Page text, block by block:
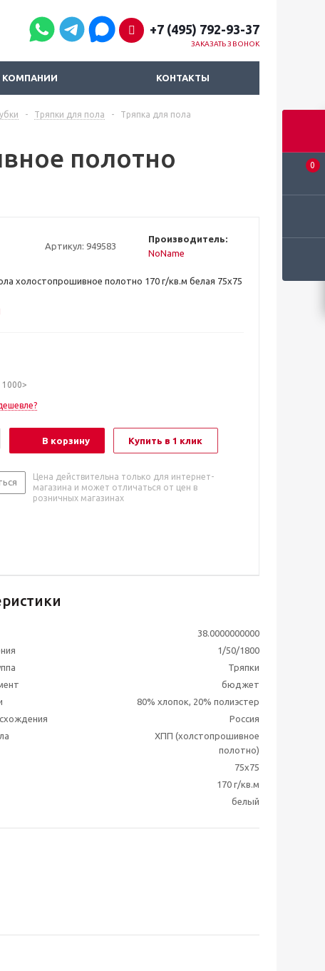
0
+7 (495) 792-93-37
ЗАКАЗАТЬ ЗВОНОК
КОМПАНИИ КОНТАКТЫ
- Тряпки для пола -
Тряпка для пола
полотно
Артикул: 949583
Производитель:
NoName
холостопрошивное полотно 170 г/кв.м белая 75х75
1000>
В корзину Купить в 1 клик
Цена действительна только для интернет-
магазина и может отличаться от цен в
розничных магазинах
38.0000000000
1/50/1800
Тряпки
бюджет
80% хлопок, 20% полиэстер
Россия
ХПП (холстопрошивное
полотно)
75x75
170 г/кв.м
белый